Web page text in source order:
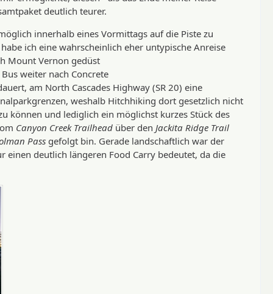
deutlich teurer.
innerhalb eines Vormittags auf die Piste zu
ich eine wahrscheinlich eher untypische Anreise
Mount Vernon gedüst
weiter nach Concrete
am North Cascades Highway (SR 20) eine
weshalb Hitchhiking dort gesetzlich nicht
können und lediglich ein möglichst kurzes Stück des
Canyon Creek Trailhead über den Jackita Ridge Trail
Pass gefolgt bin. Gerade landschaftlich war der
einen deutlich längeren Food Carry bedeutet, da die